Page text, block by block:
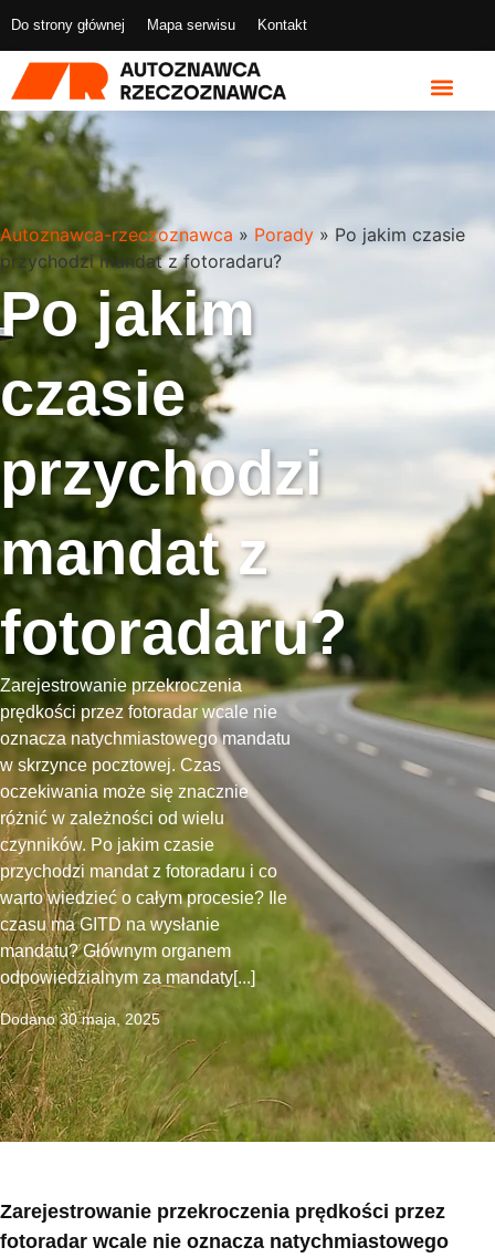
Do strony głównej Mapa serwisu Kontakt
Autoznawca-rzeczoznawca » Porady » Po jakim czasie
przychodzi mandat z fotoradaru?
Po jakim
czasie
przychodzi
mandat z
fotoradaru?
Zarejestrowanie przekroczenia
prędkości przez fotoradar wcale nie
oznacza natychmiastowego mandatu
w skrzynce pocztowej. Czas
oczekiwania może się znacznie
różnić w zależności od wielu
czynników. Po jakim czasie
przychodzi mandat z fotoradaru i co
warto wiedzieć o całym procesie? Ile
czasu ma GITD na wysłanie
mandatu? Głównym organem
odpowiedzialnym za mandaty[...]
Dodano 30 maja, 2025
Zarejestrowanie przekroczenia prędkości przez
fotoradar wcale nie oznacza natychmiastowego